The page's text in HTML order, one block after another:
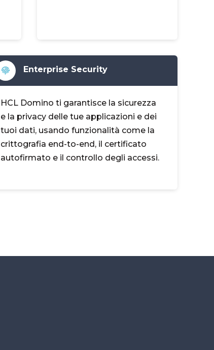
Enterprise Security
HCL Domino ti garantisce la sicurezza
e la privacy delle tue applicazioni e dei
tuoi dati, usando funzionalità come la
crittografia end-to-end, il certificato
autofirmato e il controllo degli accessi.